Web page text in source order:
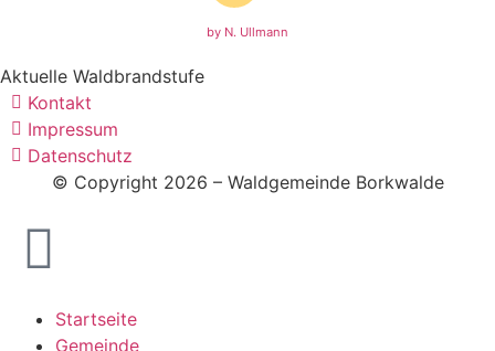
by N. Ullmann
Aktuelle Waldbrandstufe
Kontakt
Impressum
Datenschutz
© Copyright 2026 – Waldgemeinde Borkwalde
Startseite
Gemeinde